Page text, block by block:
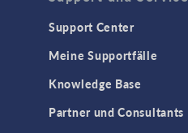
Support Center
Meine Supportfälle
Knowledge Base
Partner und Consultants